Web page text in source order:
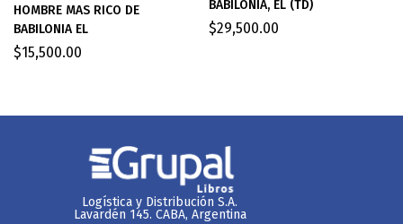
HOMBRE MAS RICO DE
BABILONIA EL
$15,500.00
BABILONIA, EL (TD)
$29,500.00
Logística y Distribución S.A.
Lavardén 145. CABA, Argentina